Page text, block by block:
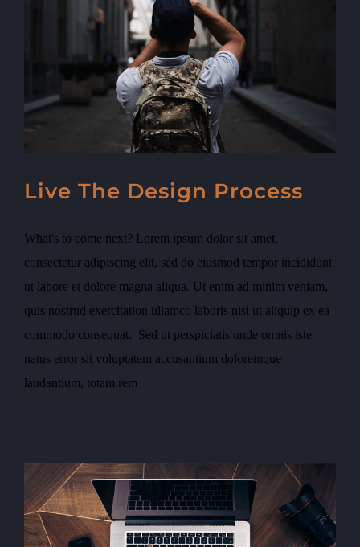
Live The Design Process
What's to come next? Lorem ipsum dolor sit amet,
consectetur adipiscing elit, sed do eiusmod tempor incididunt
ut labore et dolore magna aliqua. Ut enim ad minim veniam,
quis nostrud exercitation ullamco laboris nisi ut aliquip ex ea
commodo consequat. Sed ut perspiciatis unde omnis iste
natus error sit voluptatem accusantium doloremque
laudantium, totam rem